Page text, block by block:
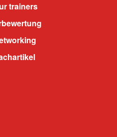
trainers